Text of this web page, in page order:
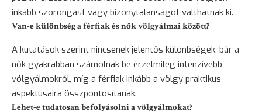
inkább szorongást vagy bizonytalanságot válthatnak ki.
Van-e különbség a férfiak és nők völgyálmai között?
A kutatások szerint nincsenek jelentős különbségek, bár a
nők gyakrabban számolnak be érzelmileg intenzívebb
völgyálmokról, míg a férfiak inkább a völgy praktikus
aspektusaira összpontosítanak.
Lehet-e tudatosan befolyásolni a völgyálmokat?